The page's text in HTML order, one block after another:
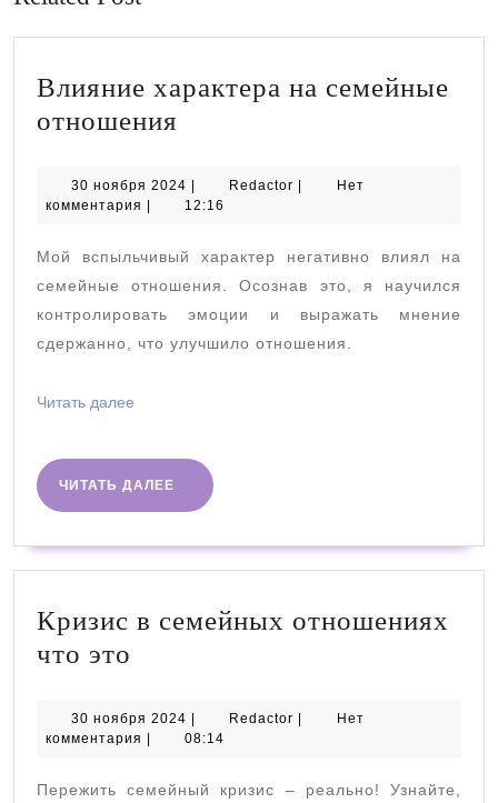
Влияние характера на семейные
отношения
на
семейные
отношения
30 ноября 2024 30
ноября
Redactor Redactor
Нет
комментария
12:16
Мой вспыльчивый характер негативно влиял на
семейные отношения. Осознав это, я научился
контролировать эмоции и выражать мнение
сдержанно, что улучшило отношения.
Читать далее
ЧИТАТЬ ДАЛЕЕ
ЧИТАТЬ
ДАЛЕЕ
Кризис в семейных отношениях
что это
семейных
отношениях
что
30 ноября 2024 30
ноября
Redactor Redactor
Нет
комментария
08:14
Пережить семейный кризис – реально! Узнайте,